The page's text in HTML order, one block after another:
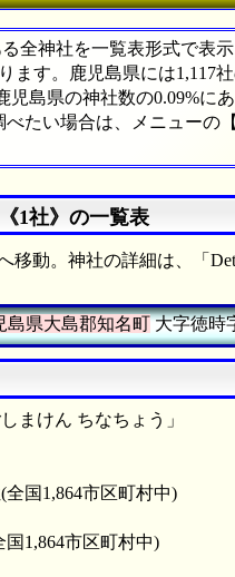
全神社を一覧表形式で表示
ます。鹿児島県には1,117
島県の神社数の0.09%に
たい場合は、メニューの
1社》の一覧表
移動。神社の詳細は、「
島県大島郡知名町大字徳時
まけん ちなちょう」
全国1,864市区町村中)
国1,864市区町村中)